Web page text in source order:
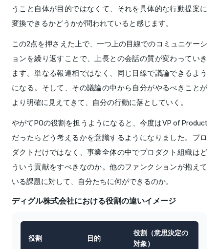
うこと自体が目的ではなくて、それを具体的な行動提案に
変換できるかどうかが問われていると感じます。
この2点を押さえた上で、一つ上の目線でのコミュニケーシ
ョンを繰り返すことで、上長との会話の質が変わっていき
ます。単なる報連相ではなく、同じ目線で議論できるよう
になる。そして、その議論の中から自分がやるべきことが
より明確に見えてきて、自分の行動に落としていく。
やがてPOの役割を担うようになると、今度はVP of Product
だったらどう考えるかを意識するようになりました。プロ
ダクトだけではなく、事業全体の中でプロダクト組織はど
ういう貢献をすべきなのか。他のファンクションが抱えて
いる課題に対して、自分たちに何ができるのか。
ディグル株式会社における役割の違いイメージ
役割 目的
役割（意思決定の
対象）